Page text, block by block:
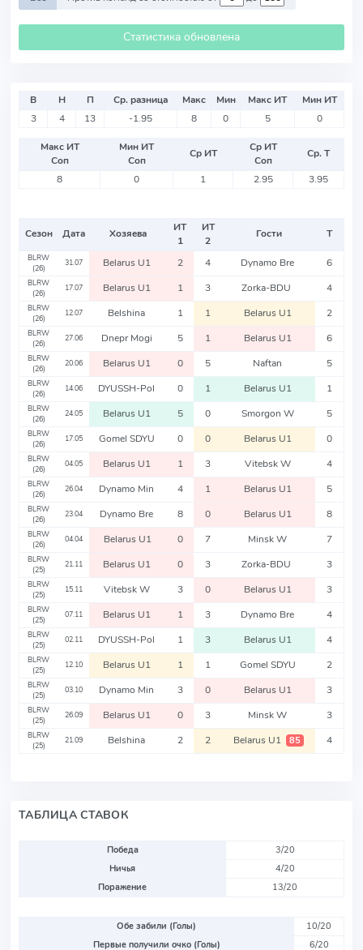
Статистика обновлена
В Н П Ср. разница Макс Мин Макс ИТ
Мин ИТ
3
4 13 -1.95 8 0 5 0
Макс ИТ
Соп
Мин ИТ
Соп
Ср ИТ
Ср ИТ
Соп
Ср. Т
8
0 1 2.95 3.95
Сезон Дата Хозяева
ИТ
1
ИТ
2
Гости Т
BLRW
(26)
31.07 Belarus U1 2 4 Dynamo Bre 6
BLRW
(26)
17.07 Belarus U1 1 3 Zorka-BDU 4
BLRW
(26)
12.07 Belshina 1 1 Belarus U1 2
BLRW
(26)
27.06 Dnepr Mogi 5 1 Belarus U1 6
BLRW
(26)
20.06 Belarus U1 0 5 Naftan 5
BLRW
(26)
14.06 DYUSSH-Pol 0 1 Belarus U1 1
BLRW
(26)
24.05 Belarus U1 5 0 Smorgon W 5
BLRW
(26)
17.05 Gomel SDYU 0 0 Belarus U1 0
BLRW
(26)
04.05 Belarus U1 1 3 Vitebsk W 4
BLRW
(26)
26.04 Dynamo Min 4 1 Belarus U1 5
BLRW
(26)
23.04 Dynamo Bre 8 0 Belarus U1 8
BLRW
(26)
04.04 Belarus U1 0 7 Minsk W 7
BLRW
(25)
21.11 Belarus U1 0 3 Zorka-BDU 3
BLRW
(25)
15.11 Vitebsk W 3 0 Belarus U1 3
BLRW
(25)
07.11 Belarus U1 1 3 Dynamo Bre 4
BLRW
(25)
02.11 DYUSSH-Pol 1 3 Belarus U1 4
BLRW
(25)
12.10 Belarus U1 1 1 Gomel SDYU 2
BLRW
(25)
03.10 Dynamo Min 3 0 Belarus U1 3
BLRW
(25)
26.09 Belarus U1 0 3 Minsk W 3
BLRW
(25)
21.09 Belshina 2 2 Belarus U1 85 4
ТАБЛИЦА СТАВОК
Победа
3/20
Ничья
4/20
Поражение
13/20
Обе забили (Голы)
10/20
Первые получили очко (Голы)
6/20